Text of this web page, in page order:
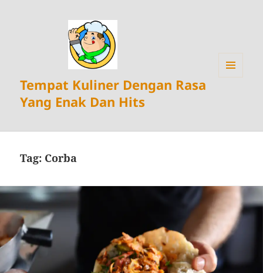
Tempat Kuliner Dengan Rasa
Yang Enak Dan Hits
Tag: Corba